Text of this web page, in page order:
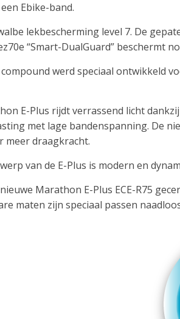
Ebike-band.
lekbescherming level 7. De
“Smart-DualGuard”
compound werd speciaal ontwikkeld
E-Plus rijdt verrassend licht
met lage bandenspanning. De
meer draagkracht.
van de E-Plus is modern en
Marathon E-Plus ECE-R75
maten zijn speciaal passen